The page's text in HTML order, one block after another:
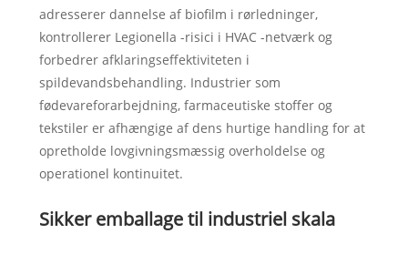
adresserer dannelse af biofilm i rørledninger,
kontrollerer Legionella -risici i HVAC -netværk og
forbedrer afklaringseffektiviteten i
spildevandsbehandling. Industrier som
fødevareforarbejdning, farmaceutiske stoffer og
tekstiler er afhængige af dens hurtige handling for at
opretholde lovgivningsmæssig overholdelse og
operationel kontinuitet.
Sikker emballage til industriel skala